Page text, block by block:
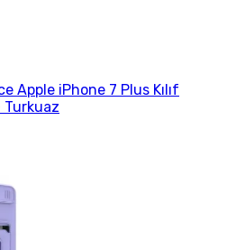
Apple iPhone 7 Plus Kılıf
Turkuaz